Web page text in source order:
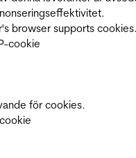
browser supports
cookie
för cookies.